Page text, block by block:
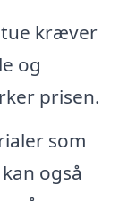
kræver
og
prisen.
som
også